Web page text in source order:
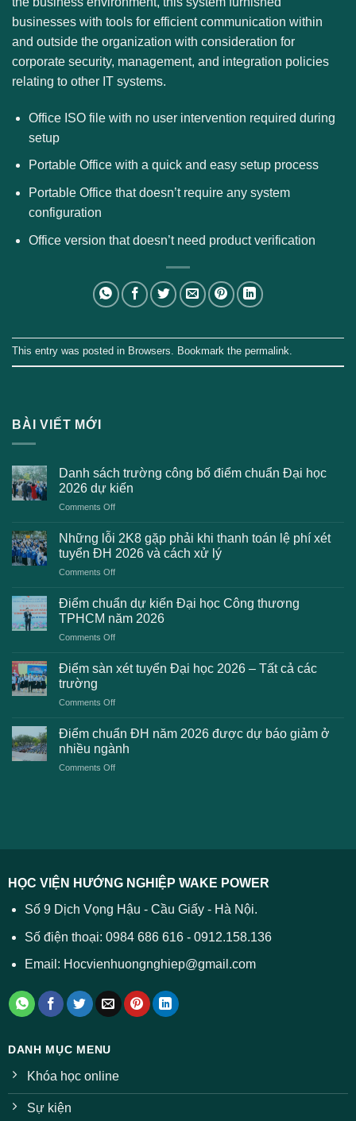
BÀI VIẾT MỚI
Danh sách trường công bố điểm chuẩn Đại học
2026 dự kiến
Comments Offon
sách
trường
công
bố
chuẩn
Đại
kiến
Những lỗi 2K8 gặp phải khi thanh toán lệ phí xét
tuyển ĐH 2026 và cách xử lý
Comments Offon
lỗi
2K8
gặp
phải
thanh
tuyển
ĐH
Điểm chuẩn dự kiến Đại học Công thương
TPHCM năm 2026
Comments Offon
chuẩn
Đại
Công
thương
Điểm sàn xét tuyển Đại học 2026 – Tất cả các
trường
Comments Offon
sàn
xét
tuyển
Đại
Điểm chuẩn ĐH năm 2026 được dự báo giảm ở
nhiều ngành
Comments Offon
giảm
nhiều
businesses with tools for efficient communication within
and outside the organization with consideration for
corporate security, management, and integration policies
relating to other IT systems.
Office ISO file with no user intervention required during
setup
Portable Office with a quick and easy setup process
Portable Office that doesn’t require any system
configuration
Office version that doesn’t need product verification
This entry was posted in Browsers . Bookmark the permalink
HỌC VIỆN HƯỚNG NGHIỆP WAKE POWER
Số 9 Dịch Vọng Hậu - Cầu Giấy - Hà Nội.
Số điện thoại: 0984 686 616 - 0912.158.136
Email: Hocvienhuongnghiep@gmail.com
DANH MỤC MENU
Khóa học online
Sự kiện